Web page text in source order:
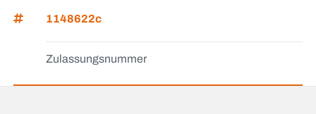
1148622c
Zulassungsnummer